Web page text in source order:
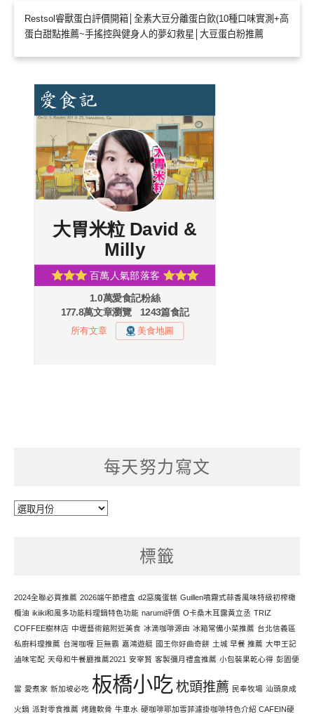
Restsol睿獸蛋白評價開箱│全素大豆分離蛋白飲(10種口味實測+高
蛋白甜點推薦~手搖控與健身人的夢幻救星│大豆蛋白粉推薦
每天努力寫文
每
標籤
2024全聯必買推薦 2026端午節禮盒 d2惡魔蛋糕 Guillen噴霧式蒜香風味特級初榨橄
欖油 ikiiki和風多功能料理鍋特色功能 narumi評價 O卡桑木耳露黃立丞 TRIZ
COFFEE樹林店 中壢藝術館附近美食 冰滴咖啡源由 冰箱常備小菜推薦 台北信義區
私廚料理推薦 台灣咖喱 巨無霸 嘉鴻遊艇 國王你好曲奇餅 土城 早餐 推薦 大甲王記
滷味宅配 天母和牛餐廳推薦2021 安宰賢 客製彌月禮盒推薦 小包裝果乾心得 彭園便
當 愛煮家 新加坡必吃 板橋小吃枕頭推薦 民奉牧場 汕頭泉成
火鍋 派對零食推薦 烤雞軟骨 牛車水 硬咖啡耶加雪菲濾掛咖啡特色介紹 CAFEIN硬